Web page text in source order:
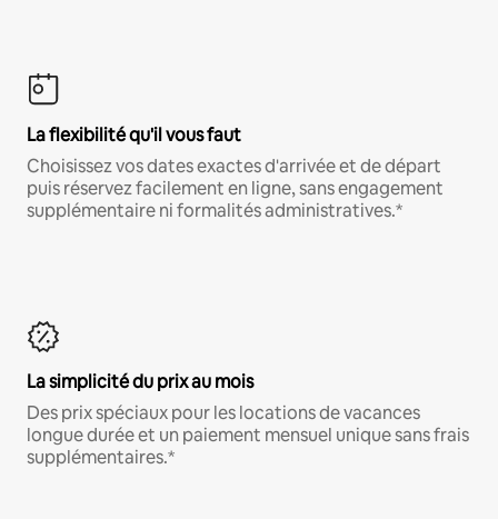
La flexibilité qu'il vous faut
Choisissez vos dates exactes d'arrivée et de départ
puis réservez facilement en ligne, sans engagement
supplémentaire ni formalités administratives.*
La simplicité du prix au mois
Des prix spéciaux pour les locations de vacances
longue durée et un paiement mensuel unique sans frais
supplémentaires.*